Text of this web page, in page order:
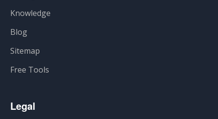
Knowledge
Blog
Sitemap
Free Tools
Legal